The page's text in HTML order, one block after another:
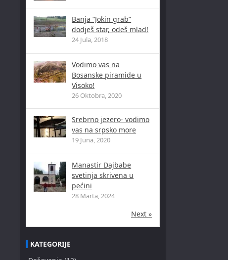
Banja “Jokin grab”
dodješ star, odeš mlad!
24 Jula, 2018
Vodimo vas na
Bosanske piramide u
Visoko!
26 Oktobra, 2020
Srebrno jezero- vodimo
vas na srpsko more
19 Juna, 2020
Manastir Dajbabe
svetinja skrivena u
pećini
28 Marta, 2024
Next »
KATEGORIJE